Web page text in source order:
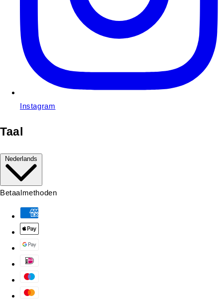
Instagram
Taal
Nederlands
Betaalmethoden